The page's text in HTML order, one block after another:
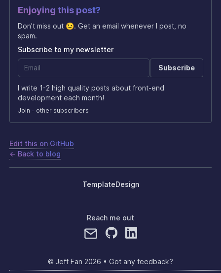
Enjoying this post?
Don't miss out 😉. Get an email whenever I post, no
spam.
Subscribe to my newsletter
Subscribe
I write 1-2 high quality posts about front-end
development each month!
Join - other subscribers
Edit this on GitHub
← Back to blog
TemplateDesign
Reach me out
© Jeff Fan 2026 • Got any feedback?